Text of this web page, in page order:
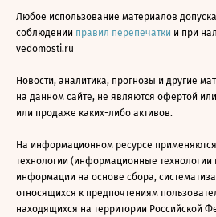
Любое использование материалов
соблюдении правил перепечатки и при
vedomosti.ru
Новости, аналитика, прогнозы и другие
на данном сайте, не являются офертой
или продаже каких-либо активов.
На информационном ресурсе
технологии (информационные технологии
информации на основе сбора,
относящихся к предпочтениям
находящихся на территории Российской